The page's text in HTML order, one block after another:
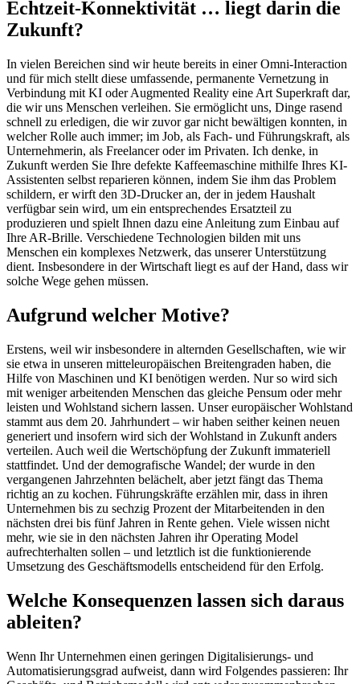
Echtzeit-Konnektivität … liegt darin die
Zukunft?
In vielen Bereichen sind wir heute bereits in einer Omni-Interaction
und für mich stellt diese umfassende, permanente Vernetzung in
Verbindung mit KI oder Augmented Reality eine Art Superkraft dar,
die wir uns Menschen verleihen. Sie ermöglicht uns, Dinge rasend
schnell zu erledigen, die wir zuvor gar nicht bewältigen konnten, in
welcher Rolle auch immer; im Job, als Fach- und Führungskraft, als
Unternehmerin, als Freelancer oder im Privaten. Ich denke, in
Zukunft werden Sie Ihre defekte Kaffeemaschine mithilfe Ihres KI-
Assistenten selbst reparieren können, indem Sie ihm das Problem
schildern, er wirft den 3D-Drucker an, der in jedem Haushalt
verfügbar sein wird, um ein entsprechendes Ersatzteil zu
produzieren und spielt Ihnen dazu eine Anleitung zum Einbau auf
Ihre AR-Brille. Verschiedene Technologien bilden mit uns
Menschen ein komplexes Netzwerk, das unserer Unterstützung
dient. Insbesondere in der Wirtschaft liegt es auf der Hand, dass wir
solche Wege gehen müssen.
Aufgrund welcher Motive?
Erstens, weil wir insbesondere in alternden Gesellschaften, wie wir
sie etwa in unseren mitteleuropäischen Breitengraden haben, die
Hilfe von Maschinen und KI benötigen werden. Nur so wird sich
mit weniger arbeitenden Menschen das gleiche Pensum oder mehr
leisten und Wohlstand sichern lassen. Unser europäischer Wohlstand
stammt aus dem 20. Jahrhundert – wir haben seither keinen neuen
generiert und insofern wird sich der Wohlstand in Zukunft anders
verteilen. Auch weil die Wertschöpfung der Zukunft immateriell
stattfindet. Und der demografische Wandel; der wurde in den
vergangenen Jahrzehnten belächelt, aber jetzt fängt das Thema
richtig an zu kochen. Führungskräfte erzählen mir, dass in ihren
Unternehmen bis zu sechzig Prozent der Mitarbeitenden in den
nächsten drei bis fünf Jahren in Rente gehen. Viele wissen nicht
mehr, wie sie in den nächsten Jahren ihr Operating Model
aufrechterhalten sollen – und letztlich ist die funktionierende
Umsetzung des Geschäftsmodells entscheidend für den Erfolg.
Welche Konsequenzen lassen sich daraus
ableiten?
Wenn Ihr Unternehmen einen geringen Digitalisierungs- und
Automatisierungsgrad aufweist, dann wird Folgendes passieren: Ihr